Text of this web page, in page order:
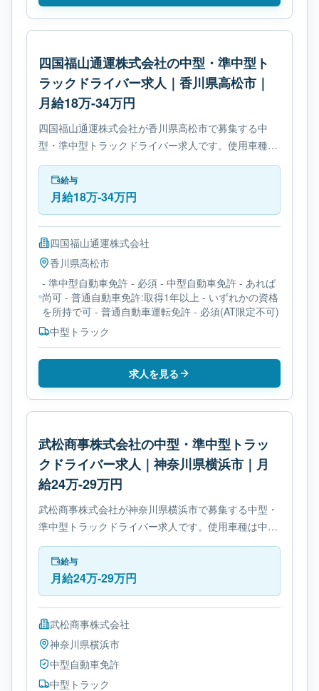
四国福山通運株式会社の中型・準中型ト
ラックドライバー求人｜香川県高松市｜
月給18万-34万円
四国福山通運株式会社が香川県高松市で募集する中
型・準中型トラックドライバー求人です。使用車種は
中型トラックです。勤務時間は- 変形労働時間制で
す。必要免許は- 準中型自動車免許です。
給与
月給18万-34万円
四国福山通運株式会社
香川県高松市
- 準中型自動車免許 - 必須 - 中型自動車免許 - あれば
尚可 - 普通自動車免許:取得1年以上 - いずれかの資格
を所持で可 - 普通自動車運転免許 - 必須(AT限定不可)
中型トラック
求人を見る
武松商事株式会社の中型・準中型トラッ
クドライバー求人｜神奈川県横浜市｜月
給24万-29万円
武松商事株式会社が神奈川県横浜市で募集する中型・
準中型トラックドライバー求人です。使用車種は中型
トラックです。勤務時間は- 変形労働時間制です。必
要免許は中型自動車免許です。
給与
月給24万-29万円
武松商事株式会社
神奈川県横浜市
中型自動車免許
中型トラック